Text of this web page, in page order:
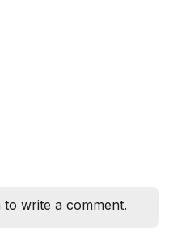
to write a comment.